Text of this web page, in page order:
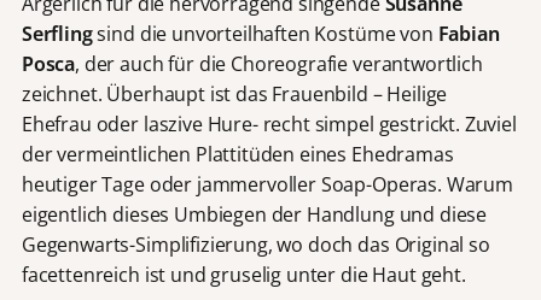
Serflingsind die unvorteilhaften Kostüme von Fabian
Posca, der auch für die Choreografie verantwortlich
zeichnet. Überhaupt ist das Frauenbild – Heilige
Ehefrau oder laszive Hure- recht simpel gestrickt. Zuviel
der vermeintlichen Plattitüden eines Ehedramas
heutiger Tage oder jammervoller Soap-Operas. Warum
eigentlich dieses Umbiegen der Handlung und diese
Gegenwarts-Simplifizierung, wo doch das Original so
facettenreich ist und gruselig unter die Haut geht.